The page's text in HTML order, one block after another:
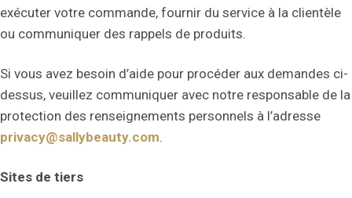
exécuter votre commande, fournir du service à la clientèle
ou communiquer des rappels de produits.
Si vous avez besoin d’aide pour procéder aux demandes ci-
dessus, veuillez communiquer avec notre responsable de la
protection des renseignements personnels à l’adresse
privacy@sallybeauty.com.
Sites de tiers